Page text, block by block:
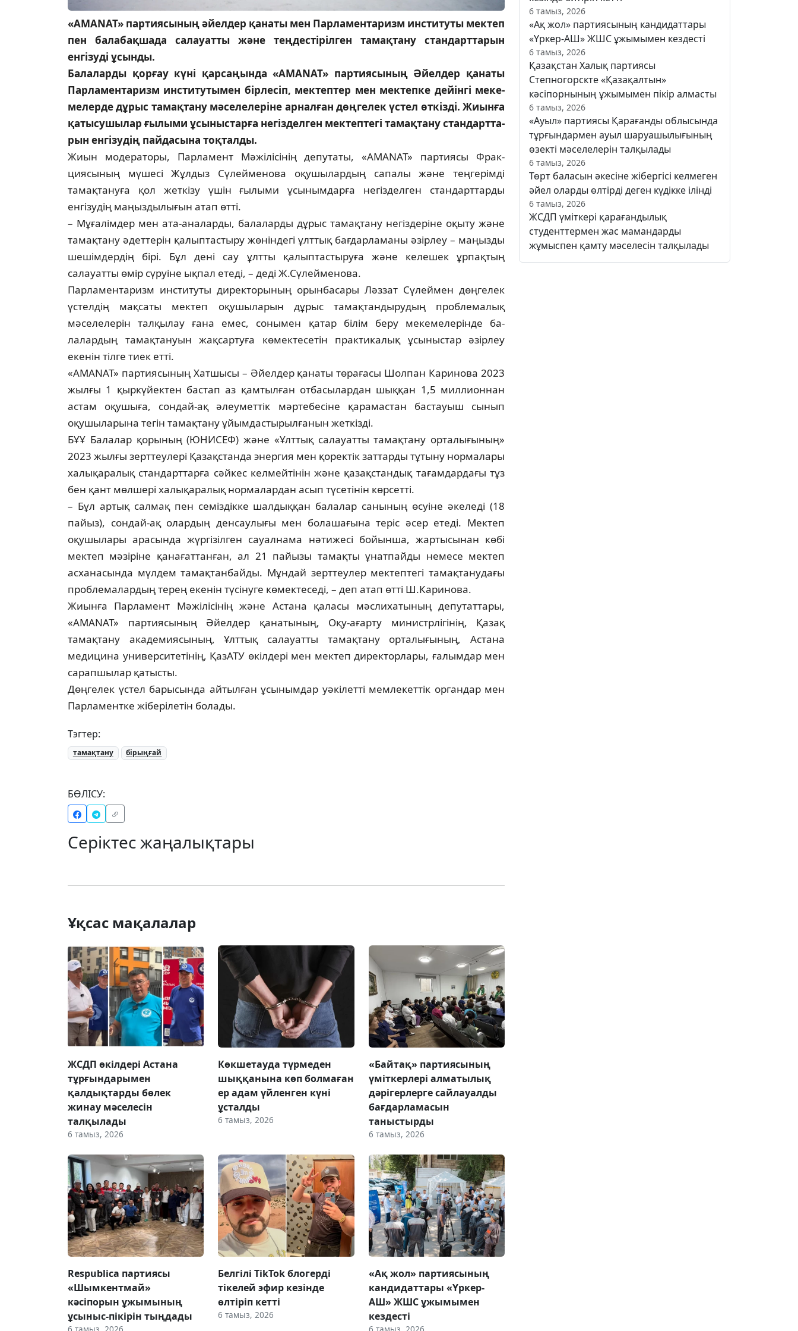
«AMANAT» партиясының әйелдер қанаты мен Парламентаризм институты мектеп
пен балабақшада салауатты және теңдестірілген тамақтану стандарттарын
енгізуді ұсынды.
Балаларды қорғау күні қарсаңында «AMANAT» партиясының Әйелдер қанаты
Пар­ламентаризм институтымен бірлесіп, мек­тептер мен мектепке дейінгі меке­
ме­лер­де дұрыс тамақтану мәселелеріне ар­­­налған дөңгелек үстел өткізді. Жиынға
қа­тысушылар ғылыми ұсыныстарға не­гіз­делген мектептегі тамақтану стан­дарт­та­
рын енгізудің пайдасына тоқ­талды.
Жиын модераторы, Парламент Мә­жі­­­л­ісінің депутаты, «AMANAT» партиясы Фрак­
циясының мүшесі Жұлдыз Сүлей­ме­нова оқушылардың сапалы және тең­ге­рімді
тамақтануға қол жеткізу үшін ғы­лыми ұсынымдарға негізделген стан­дарт­тарды
енгізудің маңыздылығын атап өтті.
– Мұғалімдер мен ата-аналарды, ба­ла­­ларды дұрыс тамақтану негіздеріне оқы­ту және
тамақтану әдеттерін қалып­тас­тыру жөніндегі ұлттық бағдарламаны әзір­леу – маңызды
шешімдердің бірі. Бұл де­ні сау ұлтты қалыптастыруға және ке­ле­шек ұрпақтың
салауатты өмір сүруіне ық­пал етеді, – деді Ж.Сүлейменова.
Парламентаризм институты ди­рек­то­рының орынбасары Ләззат Сүлеймен дөң­гелек
үстелдің мақсаты мектеп оқу­шы­ларын дұрыс тамақтандырудың проб­ле­малық
мәселелерін талқылау ғана емес, со­нымен қатар білім беру мекемелерінде ба­
лалардың тамақтануын жақсартуға кө­мектесетін практикалық ұсыныстар әзір­леу
екенін тілге тиек етті.
«AMANAT» партиясының Хатшысы – Әйелдер қанаты төрағасы Шолпан Ка­ри­нова 2023
жылғы 1 қыркүйектен бас­тап аз қамтылған отбасылардан шыққан 1,5 миллионнан
астам оқушыға, сондай-ақ әлеуметтік мәртебесіне қарамастан бас­­тауыш сынып
оқушыларына тегін та­­­­­­мақтану ұйымдастырылғанын жет­кізді.
БҰҰ Балалар қорының (ЮНИСЕФ) жә­не «Ұлттық салауатты тамақтану ор­та­­­лығының»
2023 жылғы зерт­теу­ле­рі Қазақстанда энергия мен қоректік зат­тарды тұтыну нормалары
халық­ара­лық стандарттарға сәйкес келмейтінін жә­не қазақстандық тағамдардағы тұз
бен қант мөлшері халықаралық нормалардан асып түсетінін көрсетті.
– Бұл артық салмақ пен семіздікке шал­­дыққан балалар санының өсуіне әке­ле­ді (18
пайыз), сондай-ақ олардың ден­сау­лығы мен болашағына теріс әсер етеді. Мек­теп
оқушылары арасында жүргізілген сауал­нама нәтижесі бойынша, жарты­сы­нан көбі
мектеп мәзіріне қанағаттанған, ал 21 пайызы тамақты ұнатпайды немесе мек­теп
асханасында мүлдем тамақ­тан­бай­ды. Мұндай зерттеулер мектептегі та­ма­қтанудағы
проблемалардың терең еке­нін түсінуге көмектеседі, – деп атап өт­ті Ш.Каринова.
Жиынға Парламент Мәжілісінің жә­не Астана қаласы мәслихатының депу­тат­тары,
«AMANAT» партиясының Әйел­дер қанатының, Оқу-ағарту министр­лі­гі­нің, Қа­зақ
тамақтану академиясының, Ұлт­тық салауатты тамақтану орталы­ғы­ның, Астана
медицина университетінің, Қаз­АТУ өкілдері мен мектеп директор­ла­ры, ға­лымдар мен
сарапшылар қатысты.
Дөңгелек үстел барысында айтылған ұсы­нымдар уәкілетті мемлекеттік орган­дар мен
Парламентке жіберілетін болады.
Тэгтер:
тамақтану бірыңғай
БӨЛІСУ:
Серіктес жаңалықтары
Ұқсас мақалалар
ЖСДП өкілдері Астана
тұрғындарымен
қалдықтарды бөлек
жинау мәселесін
талқылады
6 тамыз, 2026
Көкшетауда түрмеден
шыққанына көп болмаған
ер адам үйленген күні
ұсталды
6 тамыз, 2026
«Байтақ» партиясының
үміткерлері алматылық
дәрігерлерге сайлауалды
бағдарламасын
таныстырды
6 тамыз, 2026
Respublica партиясы
«Шымкентмай»
кәсіпорын ұжымының
ұсыныс-пікірін тыңдады
6 тамыз, 2026
Белгілі TikTok блогерді
тікелей эфир кезінде
өлтіріп кетті
6 тамыз, 2026
«Ақ жол» партиясының
кандидаттары «Үркер-
АШ» ЖШС ұжымымен
кездесті
6 тамыз, 2026
6 тамыз, 2026
«Ақ жол» партиясының кандидаттары
«Үркер-АШ» ЖШС ұжымымен кездесті
6 тамыз, 2026
Қазақстан Халық партиясы
Степногорскте «Қазақалтын»
кәсіпорнының ұжымымен пікір алмасты
6 тамыз, 2026
«Ауыл» партиясы Қарағанды облысында
тұрғындармен ауыл шаруашылығының
өзекті мәселелерін талқылады
6 тамыз, 2026
Төрт баласын әкесіне жібергісі келмеген
әйел оларды өлтірді деген күдікке ілінді
6 тамыз, 2026
ЖСДП үміткері қарағандылық
студенттермен жас мамандарды
жұмыспен қамту мәселесін талқылады